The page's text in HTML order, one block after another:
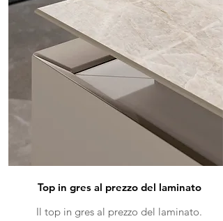
Top in gres al prezzo del laminato
Il top in gres al prezzo del laminato.